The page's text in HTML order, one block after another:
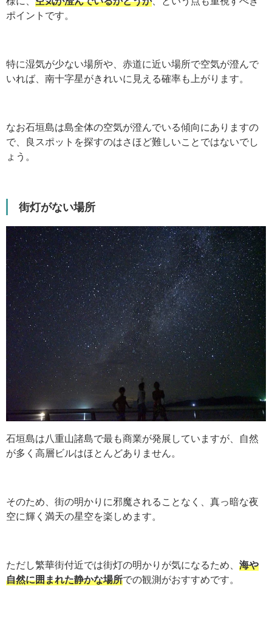
ポイントです。
特に湿気が少ない場所や、赤道に近い場所で空気が澄んで
いれば、南十字星がきれいに見える確率も上がります。
なお石垣島は島全体の空気が澄んでいる傾向にありますの
で、良スポットを探すのはさほど難しいことではないでし
ょう。
街灯がない場所
石垣島は八重山諸島で最も商業が発展していますが、自然
が多く高層ビルはほとんどありません。
そのため、街の明かりに邪魔されることなく、真っ暗な夜
空に輝く満天の星空を楽しめます。
ただし繁華街付近では街灯の明かりが気になるため、 海や
自然に囲まれた静かな場所での観測がおすすめです。